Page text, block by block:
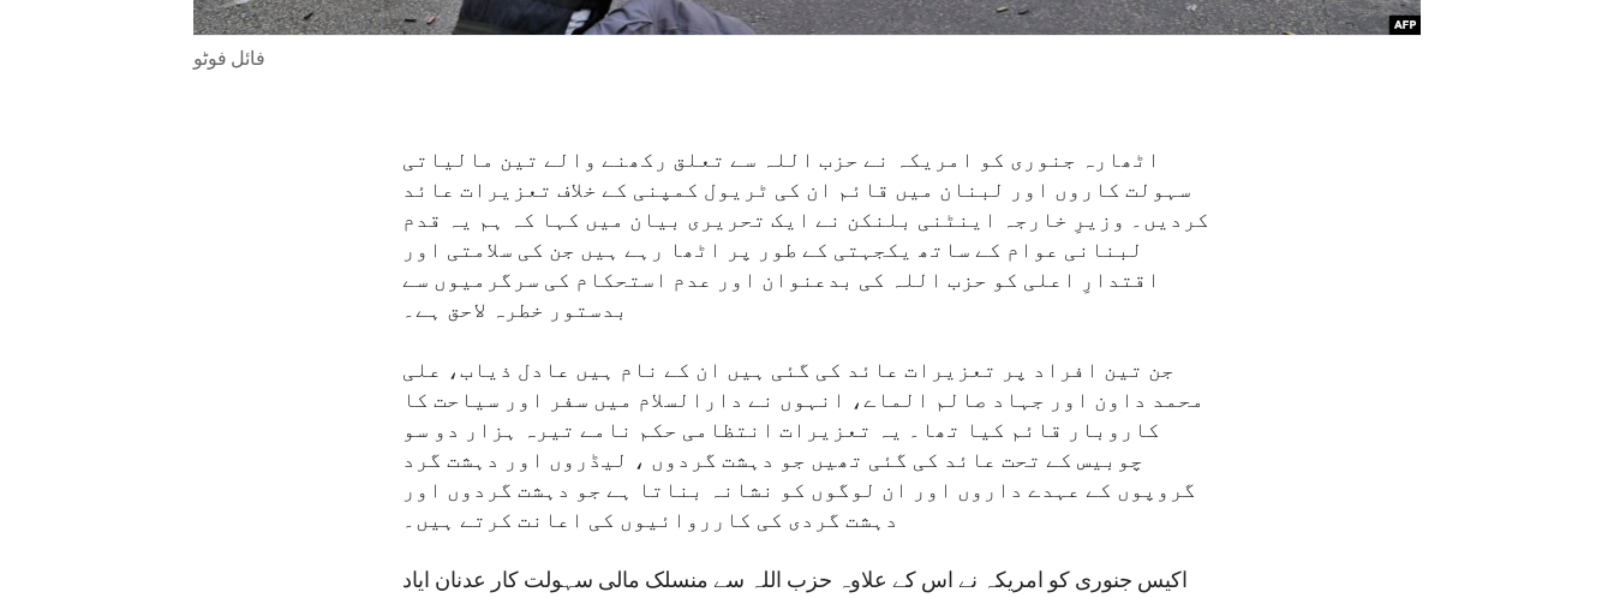
فائل فوٹو
اٹھارہ جنوری کو امریکہ نے حزب اللہ سے تعلق رکھنے والے تین مالیاتی
سہولت کاروں اور لبنان میں قائم ان کی ٹریول کمپنی کے خلاف تعزیرات عائد
کردیں۔ وزیرِ خارجہ اینٹنی بلنکن نے ایک تحریری بیان میں کہا کہ ہم یہ قدم
لبنانی عوام کے ساتھ یکجہتی کے طور پر اٹھا رہے ہیں جن کی سلامتی اور
اقتدارِ اعلی کو حزب اللہ کی بدعنوان اور عدم استحکام کی سرگرمیوں سے
بدستور خطرہ لاحق ہے۔
جن تین افراد پر تعزیرات عائد کی گئی ہیں ان کے نام ہیں عادل ذیاب، علی
محمد داون اور جہاد صالم الماے، انہوں نے دارالسلام میں سفر اور سیاحت کا
کاروبار قائم کیا تھا۔ یہ تعزیرات انتظامی حکم نامے تیرہ ہزار دو سو
چوبیس کے تحت عائد کی گئی تھیں جو دہشت گردوں ، لیڈروں اور دہشت گرد
گروپوں کے عہدے داروں اور ان لوگوں کو نشانہ بناتا ہے جو دہشت گردوں اور
دہشت گردی کی کارروائیوں کی اعانت کرتے ہیں۔
اکیس جنوری کو امریکہ نے اس کے علاوہ حزب اللہ سے منسلک مالی سہولت کار عدنان ایاد